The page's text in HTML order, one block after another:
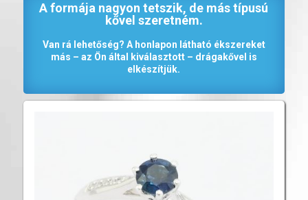
A formája nagyon tetszik, de más típusú
kővel szeretném.
Van rá lehetőség? A honlapon látható ékszereket
más – az Ön által kiválasztott – drágakővel is
elkészítjük.